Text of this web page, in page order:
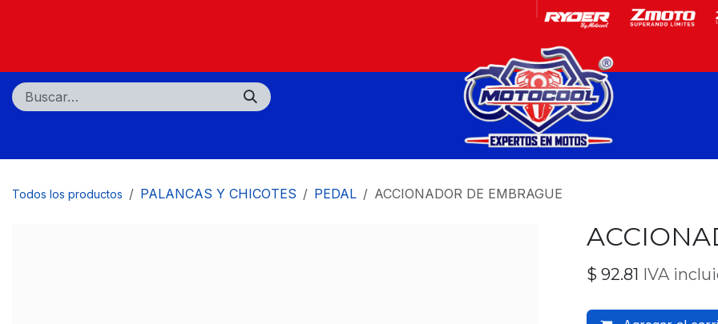
Todos los productos PALANCAS Y CHICOTES PEDAL ACCIONADOR DE EMBRAGUE
$ 92.81 IVA